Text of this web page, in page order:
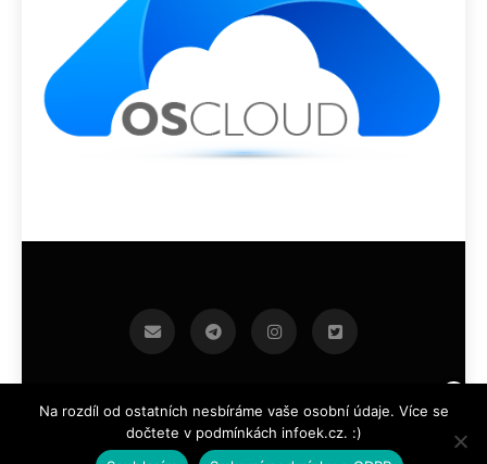
infoek.cz 2026.Developed By BlazeThemes .
Na rozdíl od ostatních nesbíráme vaše osobní údaje. Více se
dočtete v podmínkách infoek.cz. :)